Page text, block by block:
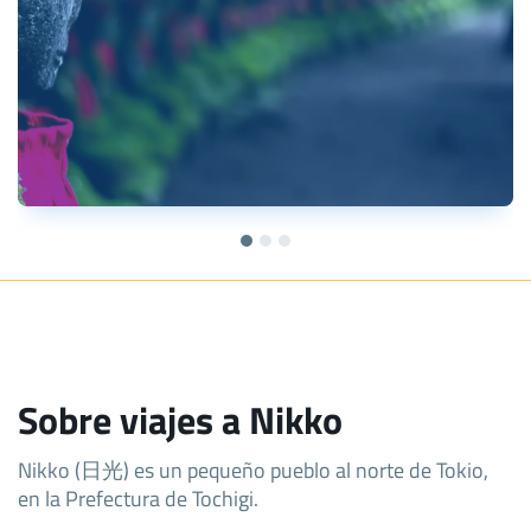
Sobre viajes a Nikko
Nikko (日光) es un pequeño pueblo al norte de Tokio,
en la Prefectura de Tochigi.